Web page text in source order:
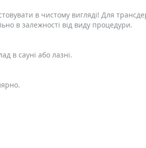
в чистому вигляді! Для
в залежності від виду процедури.
в сауні або лазні.